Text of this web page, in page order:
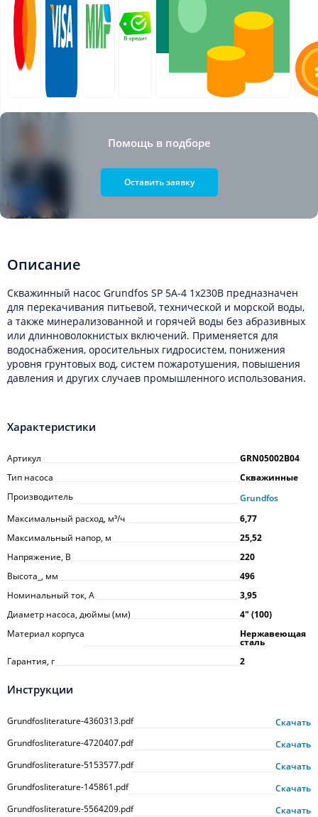
Помощь в подборе
Оставить заявку
Описание
Скважинный насос Grundfos SP 5A-4 1x230В предназначен
для перекачивания питьевой, технической и морской воды,
а также минерализованной и горячей воды без абразивных
или длинноволокнистых включений. Применяется для
водоснабжения, оросительных гидросистем, понижения
уровня грунтовых вод, систем пожаротушения, повышения
давления и других случаев промышленного использования.
Характеристики
Артикул
GRN05002B04
Тип насоса
Скважинные
Производитель
Grundfos
Максимальный расход, м³/ч
6,77
Максимальный напор, м
25,52
Напряжение, В
220
Высота_, мм
496
Номинальный ток, А
3,95
Диаметр насоса, дюймы (мм)
4ʺ (100)
Материал корпуса
Нержавеющая
сталь
Гарантия, г
2
Инструкции
Grundfosliterature-4360313.pdf
Скачать
Grundfosliterature-4720407.pdf
Скачать
Grundfosliterature-5153577.pdf
Скачать
Grundfosliterature-145861.pdf
Скачать
Grundfosliterature-5564209.pdf
Скачать